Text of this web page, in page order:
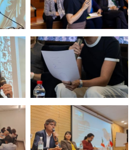
Zoom
Zoom